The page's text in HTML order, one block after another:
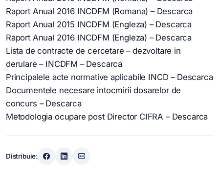
Raport Anual 2016 INCDFM (Romana) – Descarca
Raport Anual 2015 INCDFM (Engleza) – Descarca
Raport Anual 2016 INCDFM (Engleza) – Descarca
Lista de contracte de cercetare – dezvoltare in
derulare – INCDFM – Descarca
Principalele acte normative aplicabile INCD – Descarca
Documentele necesare intocmirii dosarelor de
concurs – Descarca
Metodologia ocupare post Director CIFRA – Descarca
Distribuie: